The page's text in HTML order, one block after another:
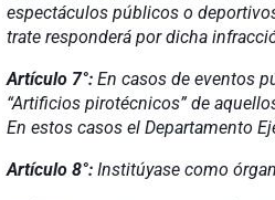
espectáculos públicos o
trate responderá por dicha
Artículo 7°: En casos de eventos
“Artificios pirotécnicos” de
En estos casos el Departamento
Artículo 8°: Institúyase como